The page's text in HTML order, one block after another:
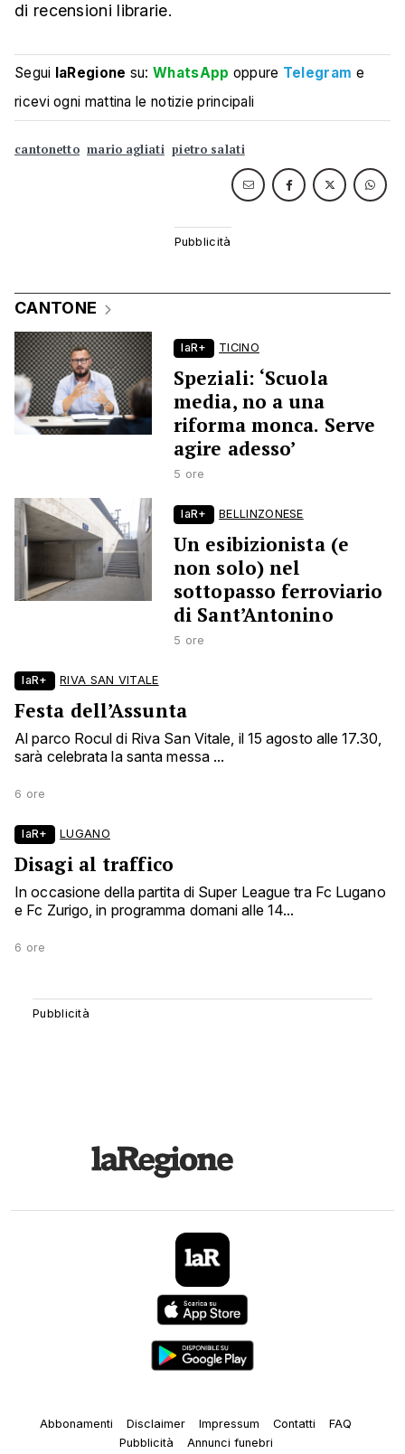
di recensioni librarie.
Segui laRegione su:WhatsApp oppure Telegram e
ricevi ogni mattina le notizie principali
cantonetto mario agliati pietro salati
CANTONE
laR+ TICINO
Speziali: ‘Scuola
media, no a una
riforma monca. Serve
agire adesso’
5 ore
laR+ BELLINZONESE
Un esibizionista (e
non solo) nel
sottopasso ferroviario
di Sant’Antonino
5 ore
laR+ RIVA SAN VITALE
Festa dell’Assunta
Al parco Rocul di Riva San Vitale, il 15 agosto alle 17.30,
sarà celebrata la santa messa ...
6 ore
laR+ LUGANO
Disagi al traffico
In occasione della partita di Super League tra Fc Lugano
e Fc Zurigo, in programma domani alle 14...
6 ore
Abbonamenti Disclaimer Impressum Contatti
FAQ
Pubblicità
Annunci funebri